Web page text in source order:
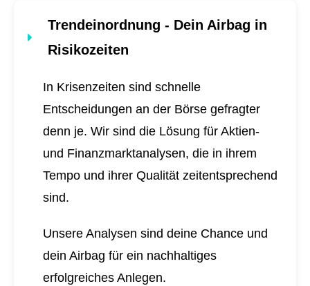
Trendeinordnung - Dein Airbag in
Risikozeiten
In Krisenzeiten sind schnelle
Entscheidungen an der Börse gefragter
denn je. Wir sind die Lösung für Aktien-
und Finanzmarktanalysen, die in ihrem
Tempo und ihrer Qualität zeitentsprechend
sind.
Unsere Analysen sind deine Chance und
dein Airbag für ein nachhaltiges
erfolgreiches Anlegen.